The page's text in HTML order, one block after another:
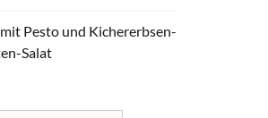
Pesto und Kichererbsen-
Salat